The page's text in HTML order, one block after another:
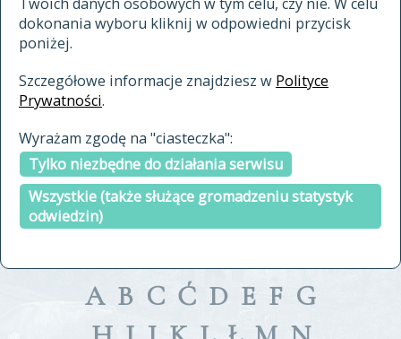
dokonania wyboru kliknij w odpowiedni przycisk
poniżej.
Szczegółowe informacje znajdziesz w Polityce
Prywatności.
Wyrażam zgodę na "ciasteczka":
Tylko niezbędne do działania serwisu
Wszystkie (także służące gromadzeniu statystyk
odwiedzin)
indeksie
a fronte
a tergo
A B C Ć D E F G